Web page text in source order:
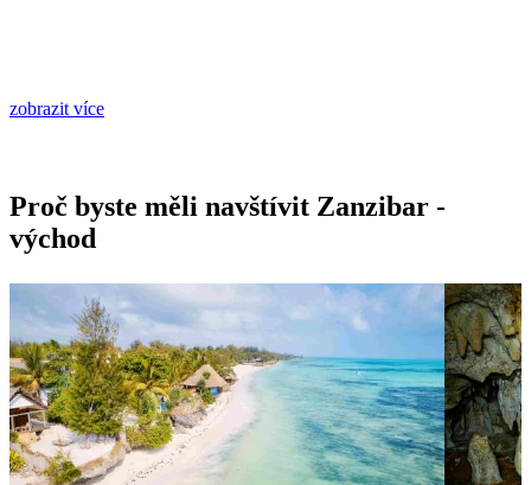
zobrazit více
Proč byste měli navštívit Zanzibar -
východ